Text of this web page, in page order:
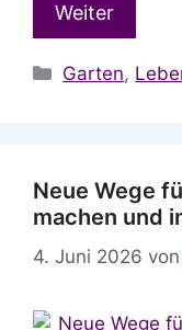
Weiter
Kategorien
Garten,
Neue Wege
machen und
4. Juni 2026 von